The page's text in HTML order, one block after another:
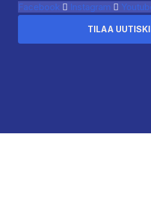
Facebook Instagram
TILAA